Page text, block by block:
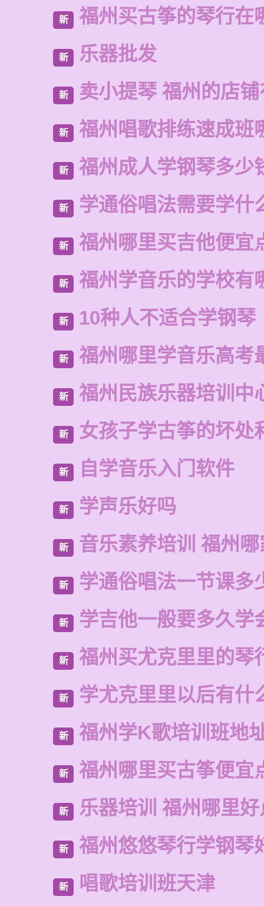
新 福州买古筝的琴行在
新 乐器批发
新 卖小提琴 福州的店
新 福州唱歌排练速成班
新 福州成人学钢琴多少
新 学通俗唱法需要学什
新 福州哪里买吉他便宜
新 福州学音乐的学校有
新 10种人不适合学钢琴
新 福州哪里学音乐高考
新 福州民族乐器培训中
新 女孩子学古筝的坏处
新 自学音乐入门软件
新 学声乐好吗
新 音乐素养培训 福州
新 学通俗唱法一节课多
新 学吉他一般要多久学
新 福州买尤克里里的琴
新 学尤克里里以后有什
新 福州学K歌培训班地
新 福州哪里买古筝便宜
新 乐器培训 福州哪里
新 福州悠悠琴行学钢琴
新 唱歌培训班天津